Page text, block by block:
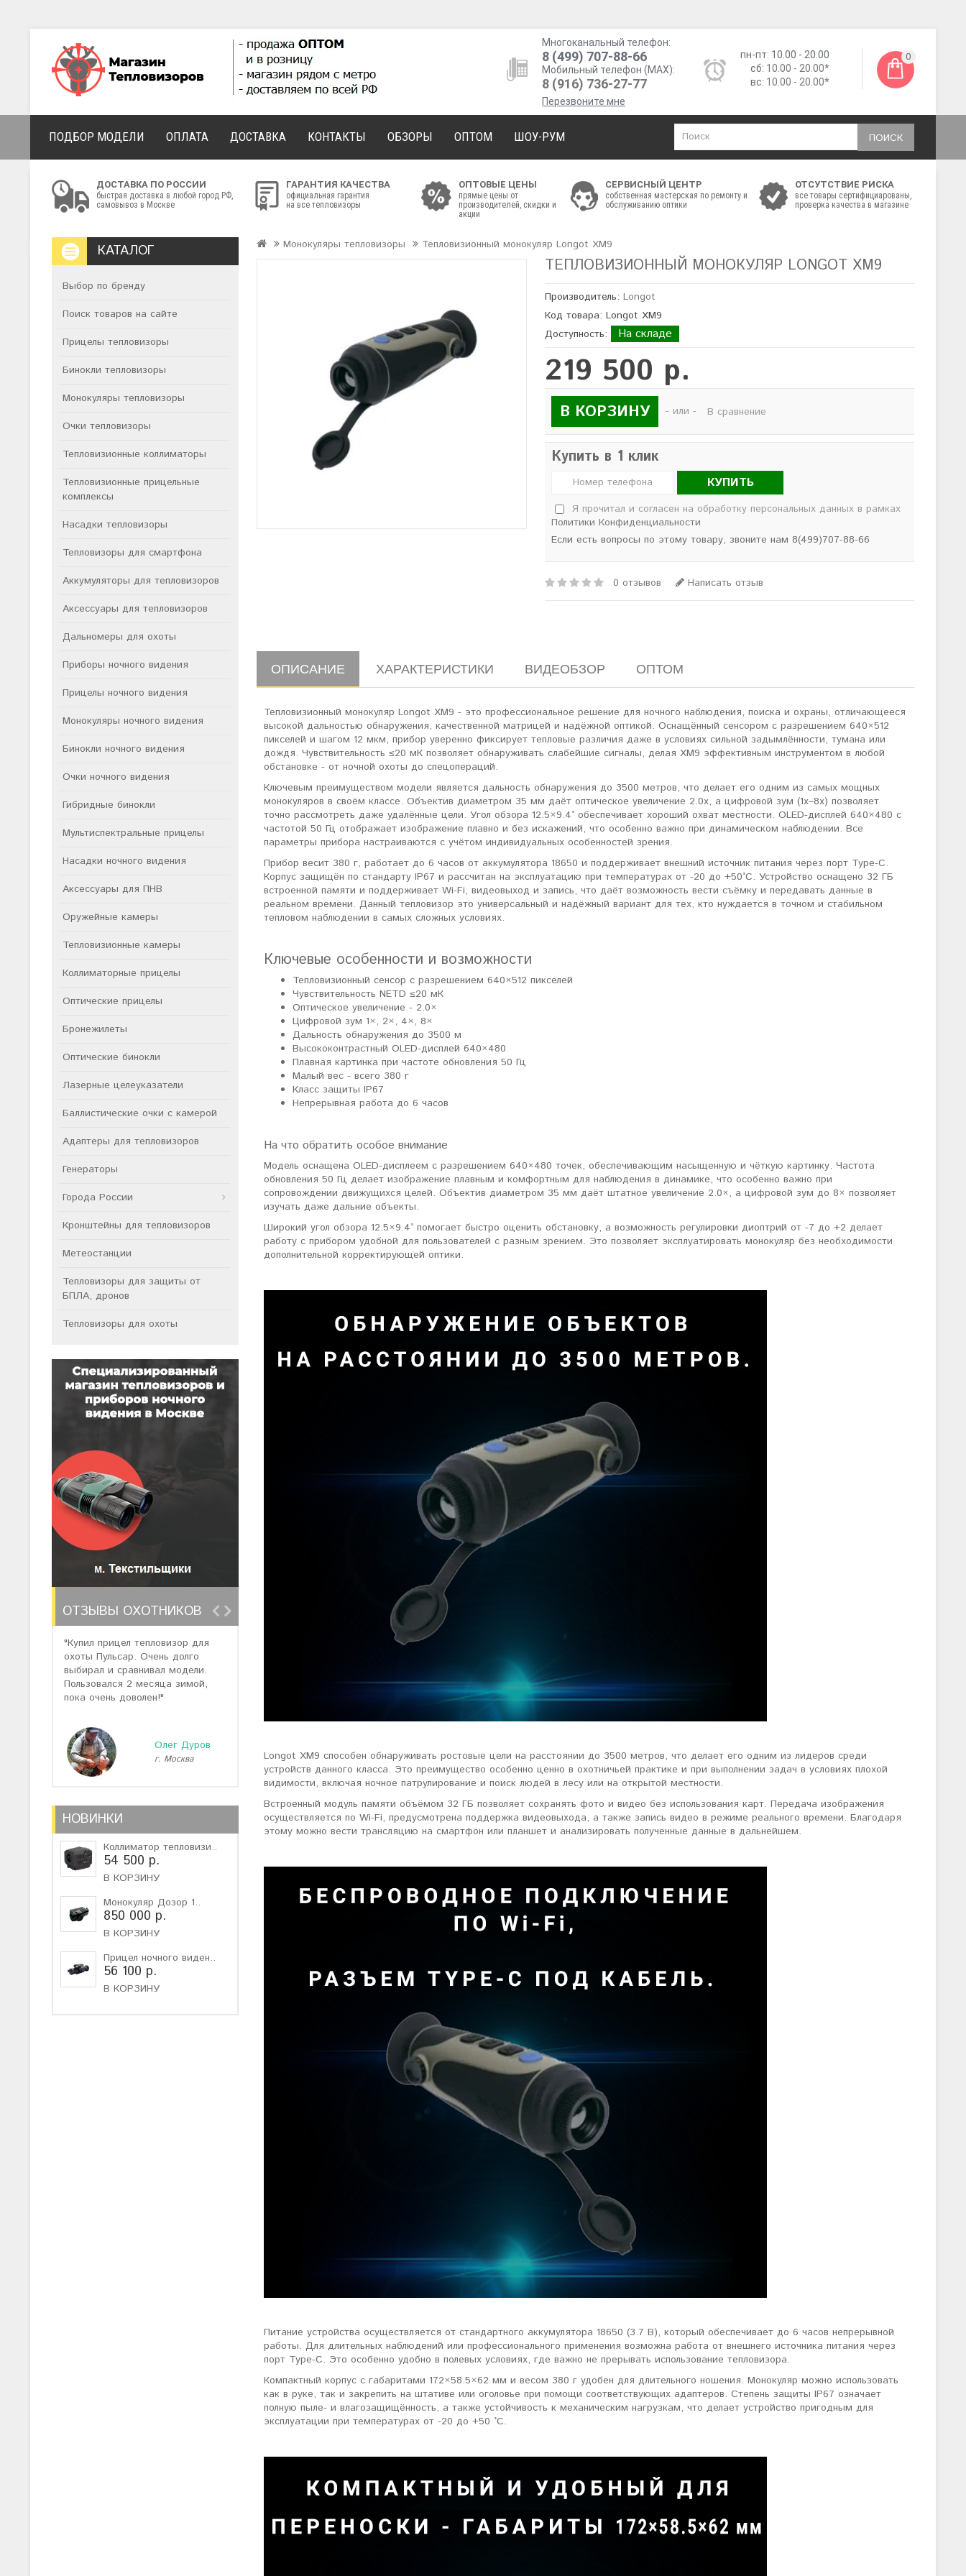
Многоканальный телефон:
8 (499) 707-88-66
Мобильный телефон (MAX):
8 (916) 736-27-77
Перезвоните мне
пн-пт: 10.00 - 20.00
сб: 10.00 - 20.00*
вс: 10.00 - 20.00*
0
ПОИСК
ПОДБОР МОДЕЛИ ОПЛАТА ДОСТАВКА КОНТАКТЫ ОБЗОРЫ ОПТОМ ШОУ-РУМ
ДОСТАВКА ПО РОССИИ
быстрая доставка в любой город РФ,
самовывоз в Москве
ГАРАНТИЯ КАЧЕСТВА
официальная гарантия
на все тепловизоры
ОПТОВЫЕ ЦЕНЫ
прямые цены от
производителей, скидки и
акции
СЕРВИСНЫЙ ЦЕНТР
собственная мастерская по ремонту и
обслуживанию оптики
ОТСУТСТВИЕ РИСКА
все товары сертифициарованы,
проверка качества в магазине
КАТАЛОГ
Выбор по бренду
Поиск товаров на сайте
Прицелы тепловизоры
Бинокли тепловизоры
Монокуляры тепловизоры
Очки тепловизоры
Тепловизионные коллиматоры
Тепловизионные прицельные
комплексы
Насадки тепловизоры
Тепловизоры для смартфона
Аккумуляторы для тепловизоров
Аксессуары для тепловизоров
Дальномеры для охоты
Приборы ночного видения
Прицелы ночного видения
Монокуляры ночного видения
Бинокли ночного видения
Очки ночного видения
Гибридные бинокли
Мультиспектральные прицелы
Насадки ночного видения
Аксессуары для ПНВ
Оружейные камеры
Тепловизионные камеры
Коллиматорные прицелы
Оптические прицелы
Бронежилеты
Оптические бинокли
Лазерные целеуказатели
Баллистические очки с камерой
Адаптеры для тепловизоров
Генераторы
Города России
Кронштейны для тепловизоров
Метеостанции
Тепловизоры для защиты от
БПЛА, дронов
Тепловизоры для охоты
ОТЗЫВЫ ОХОТНИКОВ
"Купил прицел тепловизор для
охоты Пульсар. Очень долго
выбирал и сравнивал модели.
Пользовался 2 месяца зимой,
пока очень доволен!"
Олег Дуров
г. Москва
"Отзывов о тепловизорах Atak не
не дорогую модель. Взял
г. Санкт-Петербург
тепловизор для охоты днем и
ночью. Спасибо Семену за
грамотную консультацию. Очень
доволен своим прицеломNocpix."
г. Екатеринбург
НОВИНКИ
Коллиматор тепловизи..
54 500 р.
В КОРЗИНУ
Монокуляр Дозор 1..
850 000 р.
В КОРЗИНУ
Прицел ночного виден..
56 100 р.
В КОРЗИНУ
Монокуляры тепловизоры Тепловизионный монокуляр Longot XM9
ТЕПЛОВИЗИОННЫЙ МОНОКУЛЯР LONGOT XM9
Производитель:Longot
Код товара: Longot XM9
Доступность:
На складе
219 500 р.
В КОРЗИНУ - или - В сравнение
Купить в 1 клик
КУПИТЬ
Я прочитал и согласен на обработку персональных данных в рамках
Политики Конфиденциальности
Если есть вопросы по этому товару, звоните нам 8(499)707-88-66
0 отзывов Написать отзыв
ОПИСАНИЕ ХАРАКТЕРИСТИКИ ВИДЕОБЗОР ОПТОМ
Тепловизионный монокуляр Longot XM9 - это профессиональное решение для ночного наблюдения, поиска и охраны, отличающееся
высокой дальностью обнаружения, качественной матрицей и надёжной оптикой. Оснащённый сенсором с разрешением 640×512
пикселей и шагом 12 мкм, прибор уверенно фиксирует тепловые различия даже в условиях сильной задымлённости, тумана или
дождя. Чувствительность ≤20 мК позволяет обнаруживать слабейшие сигналы, делая XM9 эффективным инструментом в любой
обстановке - от ночной охоты до спецопераций.
Ключевым преимуществом модели является дальность обнаружения до 3500 метров, что делает его одним из самых мощных
монокуляров в своём классе. Объектив диаметром 35 мм даёт оптическое увеличение 2.0x, а цифровой зум (1x–8x) позволяет
точно рассмотреть даже удалённые цели. Угол обзора 12.5×9.4° обеспечивает хороший охват местности. OLED-дисплей 640×480 с
частотой 50 Гц отображает изображение плавно и без искажений, что особенно важно при динамическом наблюдении. Все
параметры прибора настраиваются с учётом индивидуальных особенностей зрения.
Прибор весит 380 г, работает до 6 часов от аккумулятора 18650 и поддерживает внешний источник питания через порт Type-C.
Корпус защищён по стандарту IP67 и рассчитан на эксплуатацию при температурах от -20 до +50°C. Устройство оснащено 32 ГБ
встроенной памяти и поддерживает Wi-Fi, видеовыход и запись, что даёт возможность вести съёмку и передавать данные в
реальном времени. Данный тепловизор это универсальный и надёжный вариант для тех, кто нуждается в точном и стабильном
тепловом наблюдении в самых сложных условиях.
Ключевые особенности и возможности
Тепловизионный сенсор с разрешением 640×512 пикселей
Чувствительность NETD ≤20 мК
Оптическое увеличение - 2.0×
Цифровой зум 1×, 2×, 4×, 8×
Дальность обнаружения до 3500 м
Высококонтрастный OLED-дисплей 640×480
Плавная картинка при частоте обновления 50 Гц
Малый вес - всего 380 г
Класс защиты IP67
Непрерывная работа до 6 часов
На что обратить особое внимание
Модель оснащена OLED-дисплеем с разрешением 640×480 точек, обеспечивающим насыщенную и чёткую картинку. Частота
обновления 50 Гц делает изображение плавным и комфортным для наблюдения в динамике, что особенно важно при
сопровождении движущихся целей. Объектив диаметром 35 мм даёт штатное увеличение 2.0×, а цифровой зум до 8× позволяет
изучать даже дальние объекты.
Широкий угол обзора 12.5×9.4° помогает быстро оценить обстановку, а возможность регулировки диоптрий от -7 до +2 делает
работу с прибором удобной для пользователей с разным зрением. Это позволяет эксплуатировать монокуляр без необходимости
дополнительной корректирующей оптики.
Longot XM9 способен обнаруживать ростовые цели на расстоянии до 3500 метров, что делает его одним из лидеров среди
устройств данного класса. Это преимущество особенно ценно в охотничьей практике и при выполнении задач в условиях плохой
видимости, включая ночное патрулирование и поиск людей в лесу или на открытой местности.
Встроенный модуль памяти объёмом 32 ГБ позволяет сохранять фото и видео без использования карт. Передача изображения
осуществляется по Wi-Fi, предусмотрена поддержка видеовыхода, а также запись видео в режиме реального времени. Благодаря
этому можно вести трансляцию на смартфон или планшет и анализировать полученные данные в дальнейшем.
Питание устройства осуществляется от стандартного аккумулятора 18650 (3.7 В), который обеспечивает до 6 часов непрерывной
работы. Для длительных наблюдений или профессионального применения возможна работа от внешнего источника питания через
порт Type-C. Это особенно удобно в полевых условиях, где важно не прерывать использование тепловизора.
Компактный корпус с габаритами 172×58.5×62 мм и весом 380 г удобен для длительного ношения. Монокуляр можно использовать
как в руке, так и закрепить на штативе или оголовье при помощи соответствующих адаптеров. Степень защиты IP67 означает
полную пыле- и влагозащищённость, а также устойчивость к механическим нагрузкам, что делает устройство пригодным для
эксплуатации при температурах от -20 до +50 °C.